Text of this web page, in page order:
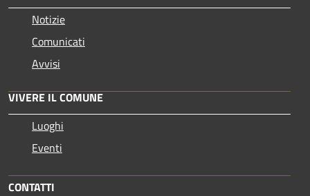
Notizie
Comunicati
Avvisi
VIVERE IL COMUNE
Luoghi
Eventi
CONTATTI